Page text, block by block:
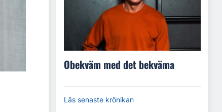
Obekväm med det bekväma
Läs senaste krönikan